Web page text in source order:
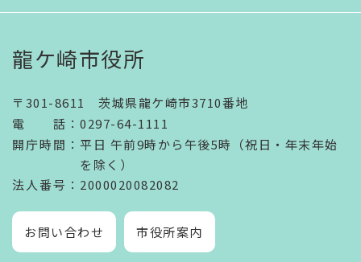
龍ケ崎市役所
〒301-8611 茨城県龍ケ崎市3710番地
電話 ： 0297-64-1111
開庁時間 ： 平日 午前9時から午後5時（祝日・年末年始
を除く）
法人番号 ：2000020082082
お問い合わせ 市役所案内